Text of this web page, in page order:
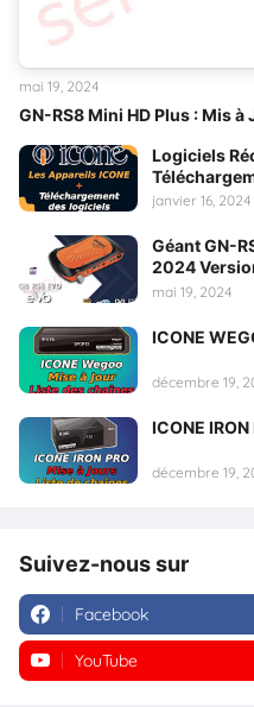
GN-RS8 Mini HD Plus : Mis
mai 19, 2024
Logiciels
janvier 16, 2024
Géant GN-
2024
mai 19, 2024
ICONE
décembre 19,
ICONE
décembre 19,
Suivez-nous sur
Facebook
YouTube